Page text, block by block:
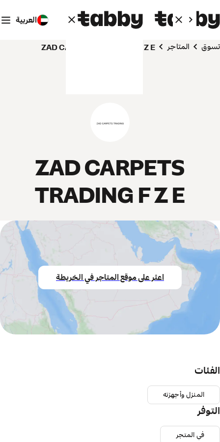
العربية
تسوق المتاجر ZAD CARPETS TRADING F Z E
ZAD CARPETS
TRADING F Z E
اعثر على موقع المتاجر في الخريطة
الفئات
المنزل وأجهزته
التوفر
في المتجر